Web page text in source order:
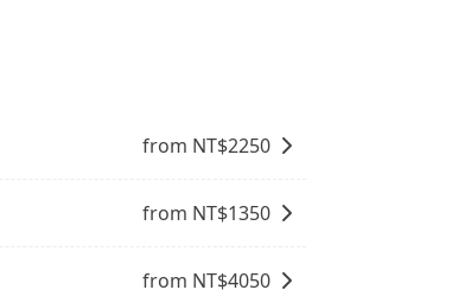
from NT$2250
from NT$1350
from NT$4050